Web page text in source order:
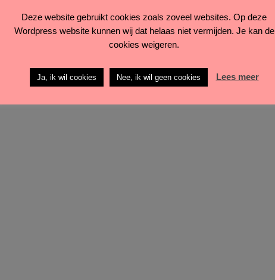
Deze website gebruikt cookies zoals zoveel websites. Op deze
Wordpress website kunnen wij dat helaas niet vermijden. Je kan de
cookies weigeren.
Ja, ik wil cookies Nee, ik wil geen cookies Lees meer